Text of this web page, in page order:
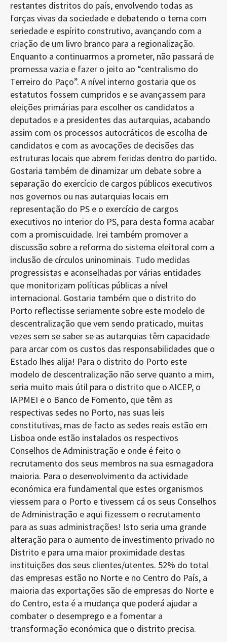
restantes distritos do país, envolvendo todas as
forças vivas da sociedade e debatendo o tema com
seriedade e espírito construtivo, avançando com a
criação de um livro branco para a regionalização.
Enquanto a continuarmos a prometer, não passará de
promessa vazia e fazer o jeito ao “centralismo do
Terreiro do Paço”. A nível interno gostaria que os
estatutos fossem cumpridos e se avançassem para
eleições primárias para escolher os candidatos a
deputados e a presidentes das autarquias, acabando
assim com os processos autocráticos de escolha de
candidatos e com as avocações de decisões das
estruturas locais que abrem feridas dentro do partido.
Gostaria também de dinamizar um debate sobre a
separação do exercício de cargos públicos executivos
nos governos ou nas autarquias locais em
representação do PS e o exercício de cargos
executivos no interior do PS, para desta forma acabar
com a promiscuidade. Irei também promover a
discussão sobre a reforma do sistema eleitoral com a
inclusão de círculos uninominais. Tudo medidas
progressistas e aconselhadas por várias entidades
que monitorizam políticas públicas a nível
internacional. Gostaria também que o distrito do
Porto reflectisse seriamente sobre este modelo de
descentralização que vem sendo praticado, muitas
vezes sem se saber se as autarquias têm capacidade
para arcar com os custos das responsabilidades que o
Estado lhes alija! Para o distrito do Porto este
modelo de descentralização não serve quanto a mim,
seria muito mais útil para o distrito que o AICEP, o
IAPMEI e o Banco de Fomento, que têm as
respectivas sedes no Porto, nas suas leis
constitutivas, mas de facto as sedes reais estão em
Lisboa onde estão instalados os respectivos
Conselhos de Administração e onde é feito o
recrutamento dos seus membros na sua esmagadora
maioria. Para o desenvolvimento da actividade
económica era fundamental que estes organismos
viessem para o Porto e tivessem cá os seus Conselhos
de Administração e aqui fizessem o recrutamento
para as suas administrações! Isto seria uma grande
alteração para o aumento de investimento privado no
Distrito e para uma maior proximidade destas
instituições dos seus clientes/utentes. 52% do total
das empresas estão no Norte e no Centro do País, a
maioria das exportações são de empresas do Norte e
do Centro, esta é a mudança que poderá ajudar a
combater o desemprego e a fomentar a
transformação económica que o distrito precisa.